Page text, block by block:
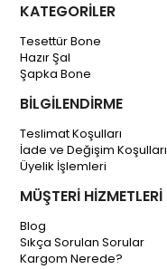
KATEGORİLER
Tesettür Bone
Hazır Şal
Şapka Bone
BİLGİLENDİRME
Teslimat Koşulları
İade ve Değişim Koşulları
Üyelik İşlemleri
MÜŞTERİ HİZMETLERİ
Blog
Sıkça Sorulan Sorular
Kargom Nerede?